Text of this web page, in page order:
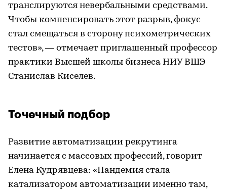
транслируются невербальными средствами.
Чтобы компенсировать этот разрыв, фокус
стал смещаться в сторону психометрических
тестов», — отмечает приглашенный профессор
практики Высшей школы бизнеса НИУ ВШЭ
Станислав Киселев.
Точечный подбор
Развитие автоматизации рекрутинга
начинается с массовых профессий, говорит
Елена Кудрявцева: «Пандемия стала
катализатором автоматизации именно там,